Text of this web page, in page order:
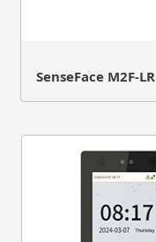
SenseFace M2F-LR